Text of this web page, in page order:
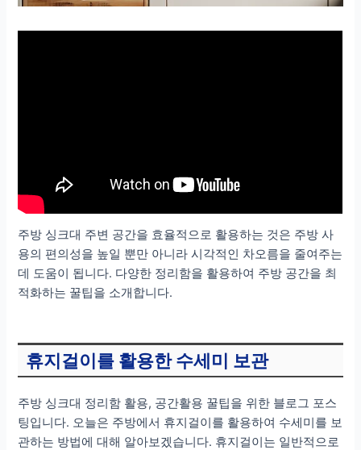
주방 싱크대 주변 공간을 효율적으로 활용하는 것은 주방 사
용의 편의성을 높일 뿐만 아니라 시각적인 차오름을 줄여주는
데 도움이 됩니다. 다양한 정리함을 활용하여 주방 공간을 최
적화하는 꿀팁을 소개합니다.
휴지걸이를 활용한 수세미 보관
주방 싱크대 정리함 활용, 공간활용 꿀팁을 위한 블로그 포스
팅입니다. 오늘은 주방에서 휴지걸이를 활용하여 수세미를 보
관하는 방법에 대해 알아보겠습니다. 휴지걸이는 일반적으로